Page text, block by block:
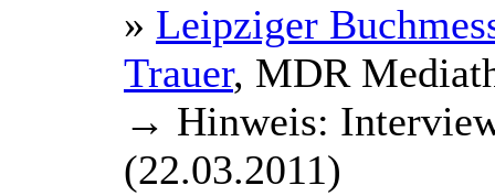
» Leipziger
Trauer, MDR
→ Hinweis:
(22.03.2011)